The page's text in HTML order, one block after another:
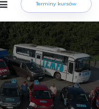
Terminy kursów